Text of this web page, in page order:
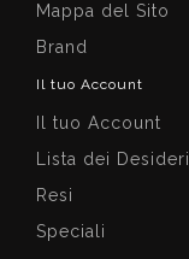
Mappa del Sito
Brand
Il tuo Account
Il tuo Account
Lista dei Desideri
Resi
Speciali